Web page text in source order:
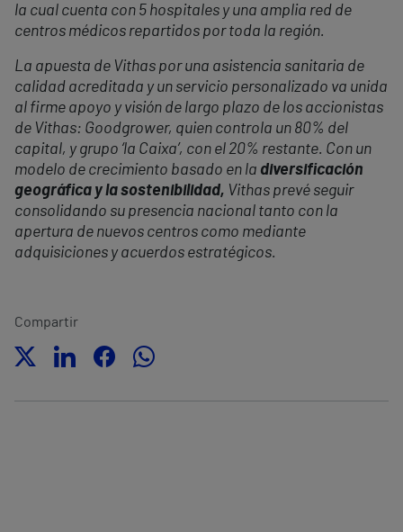
la cual cuenta con 5 hospitales y una amplia red de
centros médicos repartidos por toda la región.
La apuesta de Vithas por una asistencia sanitaria de
calidad acreditada y un servicio personalizado va unida
al firme apoyo y visión de largo plazo de los accionistas
de Vithas: Goodgrower, quien controla un 80% del
capital, y grupo ‘la Caixa’, con el 20% restante. Con un
modelo de crecimiento basado en la diversificación
geográfica y la sostenibilidad, Vithas prevé seguir
consolidando su presencia nacional tanto con la
apertura de nuevos centros como mediante
adquisiciones y acuerdos estratégicos.
Compartir